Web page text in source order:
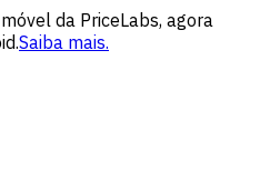
da PriceLabs, agora
Saiba mais.